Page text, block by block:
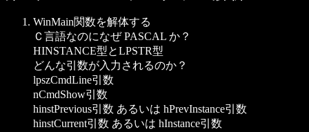
WinMain関数を解体する
Ｃ言語なのになぜ PASCAL か？
HINSTANCE型とLPSTR型
どんな引数が入力されるのか？
lpszCmdLine引数
nCmdShow引数
hinstPrevious引数 あるいは hPrevInstance引数
hinstCurrent引数 あるいは hInstance引数